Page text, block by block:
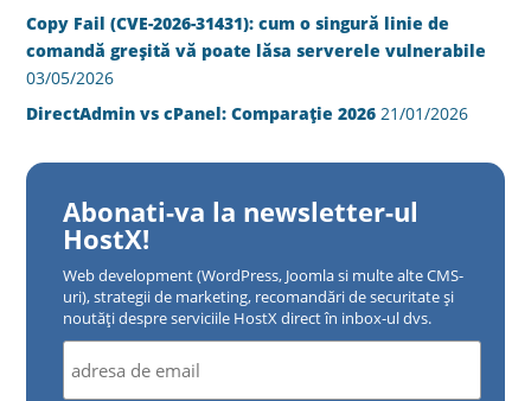
Copy Fail (CVE-2026-31431): cum o singură linie de
comandă greșită vă poate lăsa serverele vulnerabile
03/05/2026
DirectAdmin vs cPanel: Comparație 2026 21/01/2026
Abonati-va la newsletter-ul
HostX!
Web development (WordPress, Joomla si multe alte CMS-
uri), strategii de marketing, recomandări de securitate și
noutăți despre serviciile HostX direct în inbox-ul dvs.